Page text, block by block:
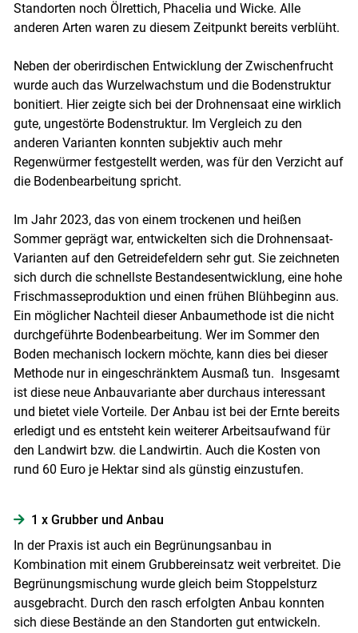
Standorten noch Ölrettich, Phacelia und Wicke. Alle
anderen Arten waren zu diesem Zeitpunkt bereits verblüht.
Neben der oberirdischen Entwicklung der Zwischenfrucht
wurde auch das Wurzelwachstum und die Bodenstruktur
bonitiert. Hier zeigte sich bei der Drohnensaat eine wirklich
gute, ungestörte Bodenstruktur. Im Vergleich zu den
anderen Varianten konnten subjektiv auch mehr
Regenwürmer festgestellt werden, was für den Verzicht auf
die Bodenbearbeitung spricht.
Im Jahr 2023, das von einem trockenen und heißen
Sommer geprägt war, entwickelten sich die Drohnensaat-
Varianten auf den Getreidefeldern sehr gut. Sie zeichneten
sich durch die schnellste Bestandesentwicklung, eine hohe
Frischmasseproduktion und einen frühen Blühbeginn aus.
Ein möglicher Nachteil dieser Anbaumethode ist die nicht
durchgeführte Bodenbearbeitung. Wer im Sommer den
Boden mechanisch lockern möchte, kann dies bei dieser
Methode nur in eingeschränktem Ausmaß tun. Insgesamt
ist diese neue Anbauvariante aber durchaus interessant
und bietet viele Vorteile. Der Anbau ist bei der Ernte bereits
erledigt und es entsteht kein weiterer Arbeitsaufwand für
den Landwirt bzw. die Landwirtin. Auch die Kosten von
rund 60 Euro je Hektar sind als günstig einzustufen.
1 x Grubber und Anbau
In der Praxis ist auch ein Begrünungsanbau in
Kombination mit einem Grubbereinsatz weit verbreitet. Die
Begrünungsmischung wurde gleich beim Stoppelsturz
ausgebracht. Durch den rasch erfolgten Anbau konnten
sich diese Bestände an den Standorten gut entwickeln.